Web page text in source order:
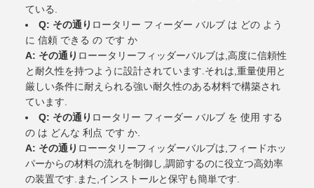
ている.
Q: その通り ロータリー フィーダー バルブ は どの よう
に 信頼 できる の です か
A: その通り ローータリーフィッダーバルブは,高度に信頼性
と耐久性を持つように設計されています.それは,重量使用と
厳しい条件に耐えられる強い耐久性のある材料で構築され
ています.
Q: その通り ロータリー フィーダー バルブ を 使用 する
の は どんな 利点 です か.
A: その通り ローータリーフィッダーバルブは,フィードホッ
パーからの材料の流れを制御し,調節するのに役立つ高効率
の装置です.また,インストールと保守も簡単です.